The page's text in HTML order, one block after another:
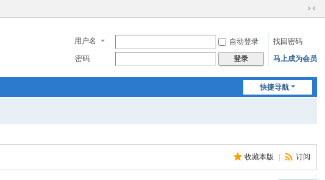
切
窄
版
用户名 自动登录
找回密码
密码
登录 马上成为会员
快捷导航
收藏本版 订阅